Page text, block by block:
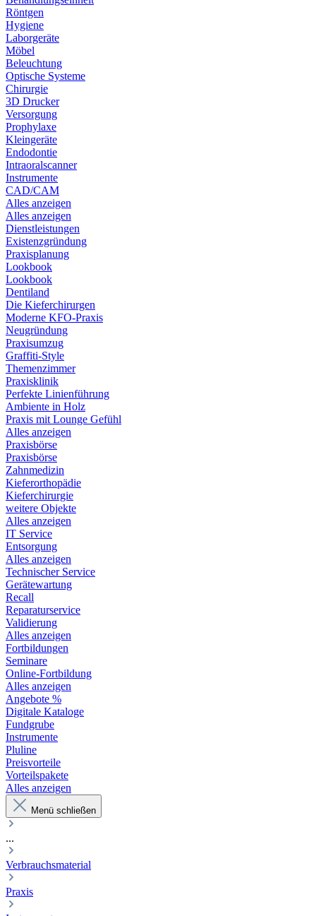
Röntgen
Hygiene
Laborgeräte
Möbel
Beleuchtung
Optische Systeme
Chirurgie
3D Drucker
Versorgung
Prophylaxe
Kleingeräte
Endodontie
Intraoralscanner
Instrumente
CAD/CAM
Alles anzeigen
Alles anzeigen
Dienstleistungen
Existenzgründung
Praxisplanung
Lookbook
Lookbook
Dentiland
Die Kieferchirurgen
Moderne KFO-Praxis
Neugründung
Praxisumzug
Graffiti-Style
Themenzimmer
Praxisklinik
Perfekte Linienführung
Ambiente in Holz
Praxis mit Lounge Gefühl
Alles anzeigen
Praxisbörse
Praxisbörse
Zahnmedizin
Kieferorthopädie
Kieferchirurgie
weitere Objekte
Alles anzeigen
IT Service
Entsorgung
Alles anzeigen
Technischer Service
Gerätewartung
Recall
Reparaturservice
Validierung
Alles anzeigen
Fortbildungen
Seminare
Online-Fortbildung
Alles anzeigen
Angebote %
Digitale Kataloge
Fundgrube
Instrumente
Pluline
Preisvorteile
Vorteilspakete
Alles anzeigen
Menü schließen
...
Verbrauchsmaterial
Praxis